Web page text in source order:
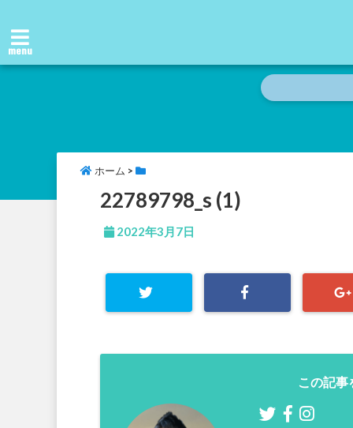
menu
ホーム >
22789798_s (1)
2022年3月7日
この記